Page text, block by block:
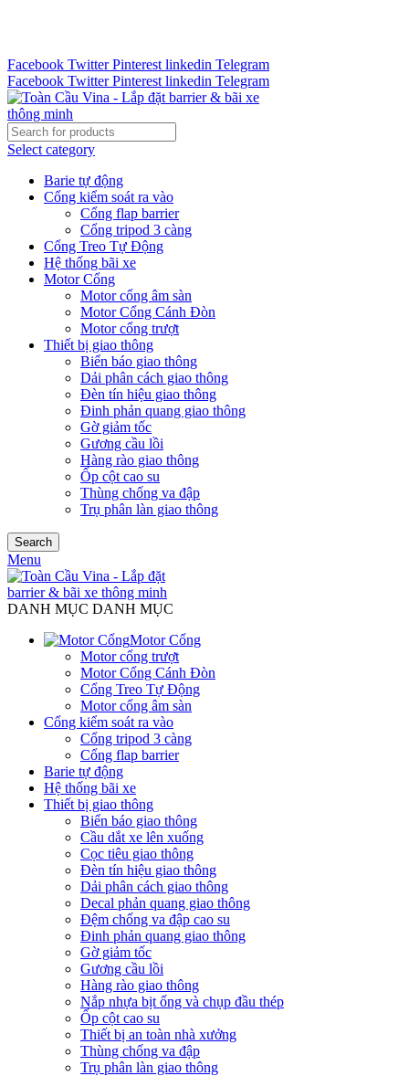
Facebook Twitter Pinterest linkedin Telegram
Facebook Twitter Pinterest linkedin Telegram
Select category
Barie tự động
Cổng kiểm soát ra vào
Cổng flap barrier
Cổng tripod 3 càng
Cổng Treo Tự Động
Hệ thống bãi xe
Motor Cổng
Motor cổng âm sàn
Motor Cổng Cánh Đòn
Motor cổng trượt
Thiết bị giao thông
Biển báo giao thông
Dải phân cách giao thông
Đèn tín hiệu giao thông
Đinh phản quang giao thông
Gờ giảm tốc
Gương cầu lồi
Hàng rào giao thông
Ốp cột cao su
Thùng chống va đập
Trụ phân làn giao thông
Search
Menu
DANH MỤC DANH MỤC
Motor Cổng
Motor cổng trượt
Motor Cổng Cánh Đòn
Cổng Treo Tự Động
Motor cổng âm sàn
Cổng kiểm soát ra vào
Cổng tripod 3 càng
Cổng flap barrier
Barie tự động
Hệ thống bãi xe
Thiết bị giao thông
Biển báo giao thông
Cầu dắt xe lên xuống
Cọc tiêu giao thông
Đèn tín hiệu giao thông
Dải phân cách giao thông
Decal phản quang giao thông
Đệm chống va đập cao su
Đinh phản quang giao thông
Gờ giảm tốc
Gương cầu lồi
Hàng rào giao thông
Nắp nhựa bịt ống và chụp đầu thép
Ốp cột cao su
Thiết bị an toàn nhà xưởng
Thùng chống va đập
Trụ phân làn giao thông